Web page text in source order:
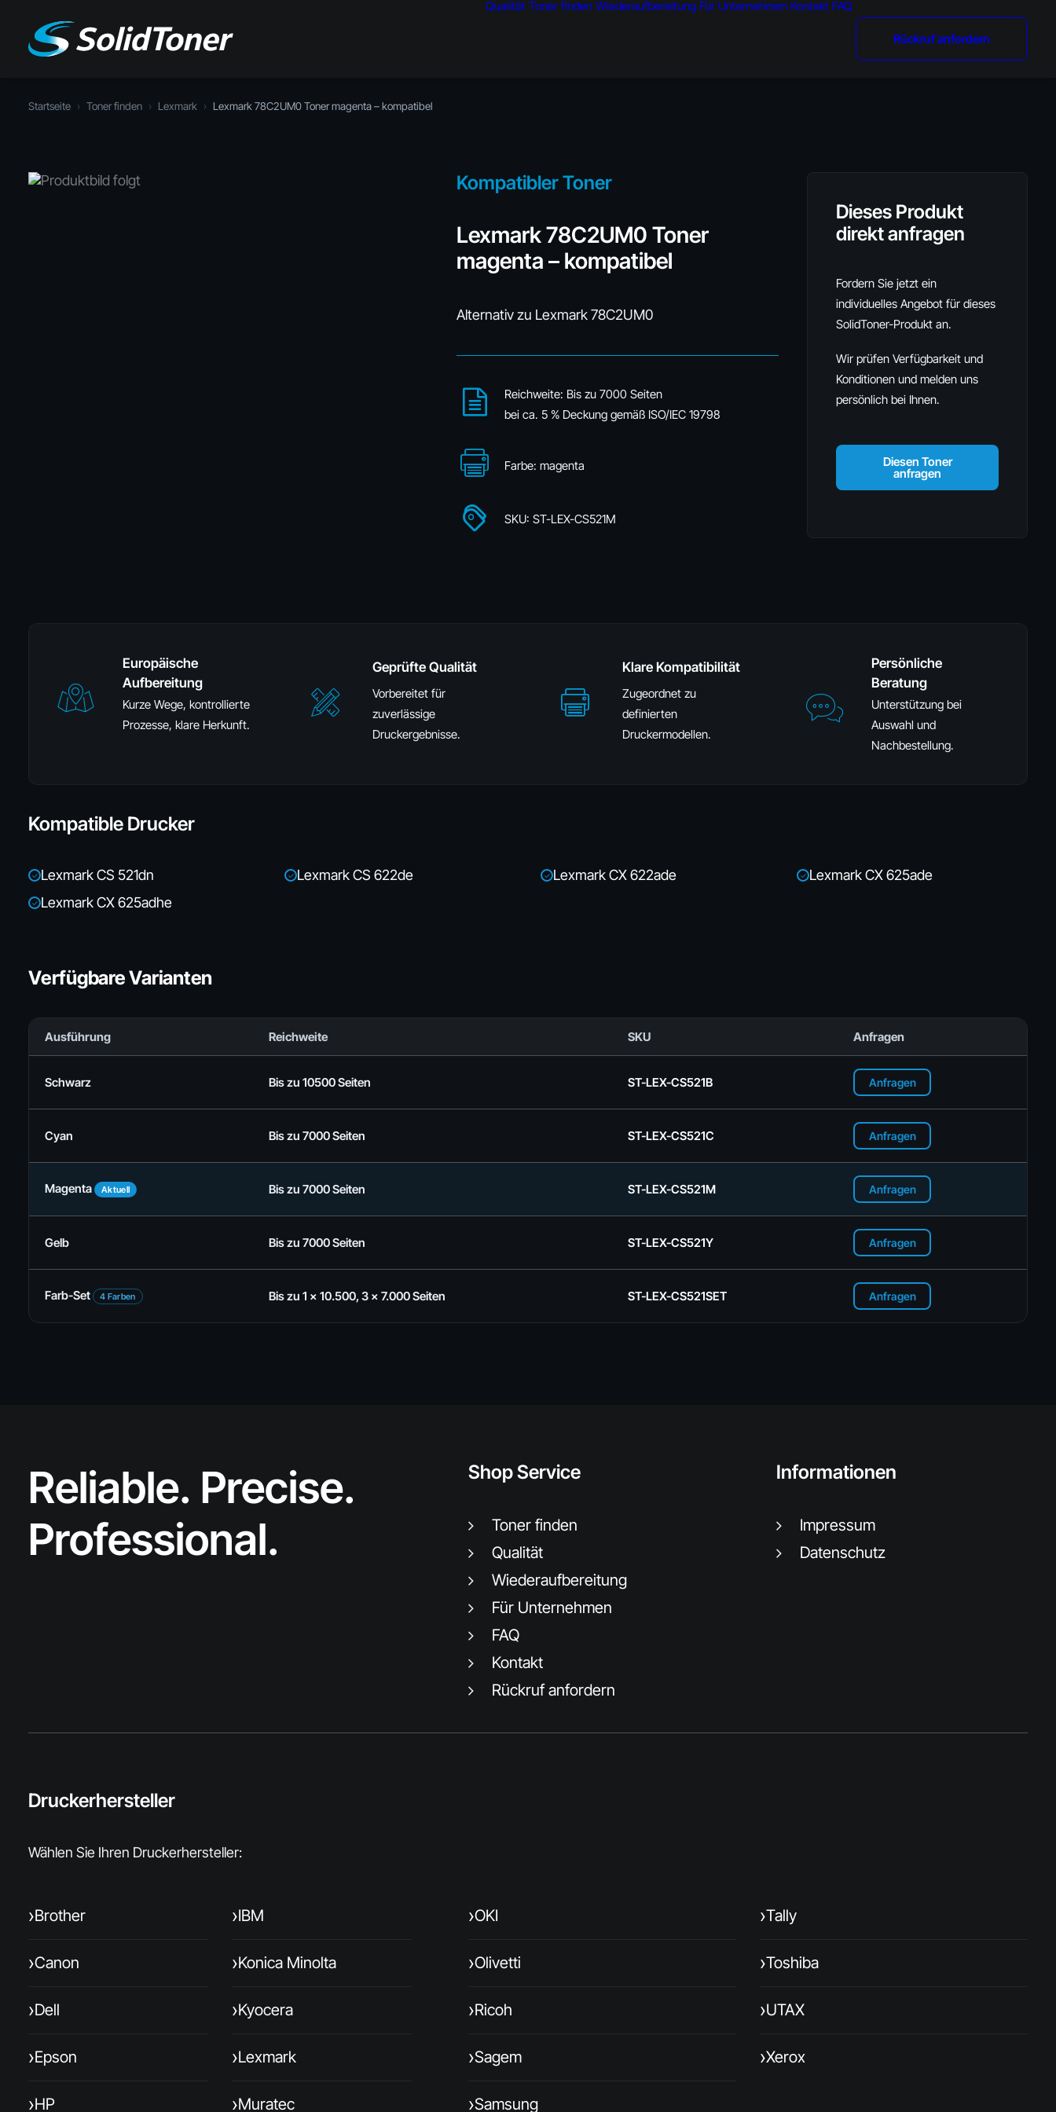
Qualität Toner finden Wiederaufbereitung Für Unternehmen Kontakt FAQ
Rückruf anfordern
Startseite › Toner finden › Lexmark › Lexmark 78C2UM0 Toner magenta – kompatibel
Kompatibler Toner
Lexmark 78C2UM0 Toner
magenta – kompatibel
Alternativ zu Lexmark 78C2UM0
Reichweite: Bis zu 7000 Seiten
bei ca. 5 % Deckung gemäß ISO/IEC 19798
Farbe: magenta
SKU: ST-LEX-CS521M
Dieses Produkt
direkt anfragen
Fordern Sie jetzt ein
individuelles Angebot für dieses
SolidToner-Produkt an.
Wir prüfen Verfügbarkeit und
Konditionen und melden uns
persönlich bei Ihnen.
Diesen Toner
anfragen
Europäische
Aufbereitung
Kurze Wege, kontrollierte
Prozesse, klare Herkunft.
Geprüfte Qualität
Vorbereitet für
zuverlässige
Druckergebnisse.
Klare Kompatibilität
Zugeordnet zu
definierten
Druckermodellen.
Persönliche
Beratung
Unterstützung bei
Auswahl und
Nachbestellung.
Kompatible Drucker
✓ Lexmark CS 521dn ✓ Lexmark CS 622de ✓ Lexmark CX 622ade ✓ Lexmark CX 625ade
✓ Lexmark CX 625adhe
Verfügbare Varianten
Ausführung Reichweite SKU Anfragen
Schwarz Bis zu 10500 Seiten ST-LEX-CS521B Anfragen
Cyan Bis zu 7000 Seiten ST-LEX-CS521C Anfragen
Magenta Aktuell Bis zu 7000 Seiten ST-LEX-CS521M Anfragen
Gelb Bis zu 7000 Seiten ST-LEX-CS521Y Anfragen
Farb-Set 4 Farben Bis zu 1 x 10.500, 3 x 7.000 Seiten ST-LEX-CS521SET Anfragen
Reliable. Precise.
Professional.
Shop Service
Toner finden
Qualität
Wiederaufbereitung
Für Unternehmen
FAQ
Kontakt
Rückruf anfordern
Informationen
Impressum
Datenschutz
Druckerhersteller
Wählen Sie Ihren Druckerhersteller:
›Brother
›Canon
›Dell
›Epson
›HP
›IBM
›Konica Minolta
›Kyocera
›Lexmark
›Muratec
›OKI
›Olivetti
›Ricoh
›Sagem
›Samsung
›Tally
›Toshiba
›UTAX
›Xerox